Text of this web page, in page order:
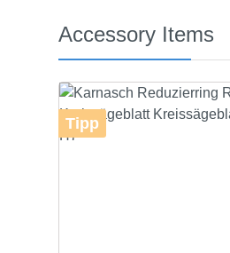
Produktgalerie überspringen
Accessory Items
Tipp